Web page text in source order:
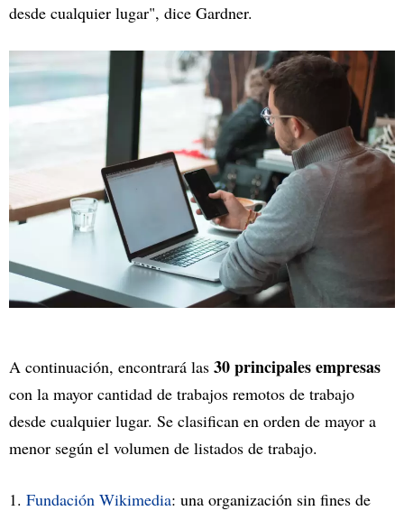
desde cualquier lugar", dice Gardner.
A continuación, encontrará las 30 principales empresas
con la mayor cantidad de trabajos remotos de trabajo
desde cualquier lugar. Se clasifican en orden de mayor a
menor según el volumen de listados de trabajo.
1. Fundación Wikimedia: una organización sin fines de